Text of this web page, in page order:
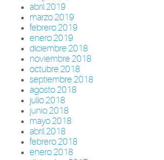
abril 2019
marzo 2019
febrero 2019
enero 2019
diciembre 2018
noviembre 2018
octubre 2018
septiembre 2018
agosto 2018
julio 2018
junio 2018
mayo 2018
abril 2018
febrero 2018
enero 2018